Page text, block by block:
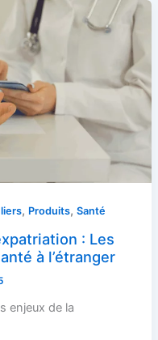
, Produits, Santé
: Les
à l’étranger
enjeux de la